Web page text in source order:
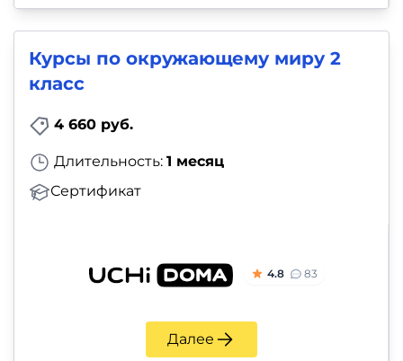
Курсы по окружающему миру 2
класс
4 660 руб.
Длительность: 1 месяц
Сертификат
4.8 83
Далее